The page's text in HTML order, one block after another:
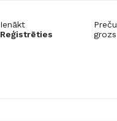
Preču
grozs
Ienākt
Reģistrēties